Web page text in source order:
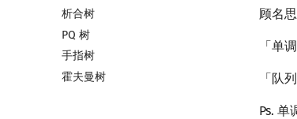
笛卡尔树
Size Balanced Tree
AVL 树
红黑树
可持久化平衡树
可持久化字典树
可持久化可并堆
线段树套平衡树
树状数组套权值线段树
分块套树状数组
Link Cut Tree
全局平衡二叉树
Euler Tour Tree
Top Tree
析合树
PQ 树
手指树
霍夫曼树
顾名
「单
「队
Ps. 单